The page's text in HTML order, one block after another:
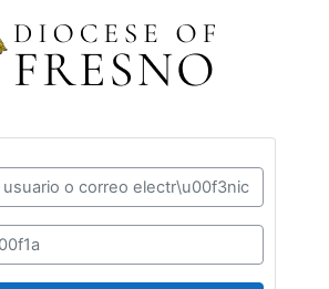
o correo electrónico